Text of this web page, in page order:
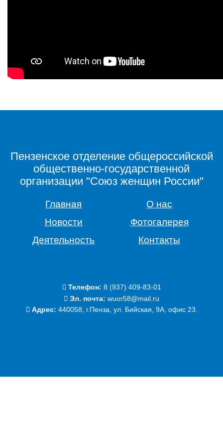
Пензенское отделение общероссийской
общественно-государственной
организации "Союз женщин России"
Главная
О нас
Новости
Фотогалерея
Деятельность
Контакты
Телефон: ‭8 (937) 409-83-01‬
Эл. почта: wuor58@mail.ru
Адрес: 440058, г.Пенза, ул. Бийская, 9А, офис 23.